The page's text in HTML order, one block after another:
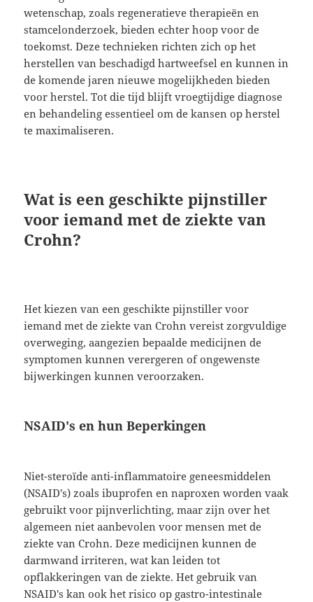
wetenschap, zoals regeneratieve therapieën en
stamcelonderzoek, bieden echter hoop voor de
toekomst. Deze technieken richten zich op het
herstellen van beschadigd hartweefsel en kunnen in
de komende jaren nieuwe mogelijkheden bieden
voor herstel. Tot die tijd blijft vroegtijdige diagnose
en behandeling essentieel om de kansen op herstel
te maximaliseren.
Wat is een geschikte pijnstiller
voor iemand met de ziekte van
Crohn?
Het kiezen van een geschikte pijnstiller voor
iemand met de ziekte van Crohn vereist zorgvuldige
overweging, aangezien bepaalde medicijnen de
symptomen kunnen verergeren of ongewenste
bijwerkingen kunnen veroorzaken.
NSAID's en hun Beperkingen
Niet-steroïde anti-inflammatoire geneesmiddelen
(NSAID's) zoals ibuprofen en naproxen worden vaak
gebruikt voor pijnverlichting, maar zijn over het
algemeen niet aanbevolen voor mensen met de
ziekte van Crohn. Deze medicijnen kunnen de
darmwand irriteren, wat kan leiden tot
opflakkeringen van de ziekte. Het gebruik van
NSAID's kan ook het risico op gastro-intestinale